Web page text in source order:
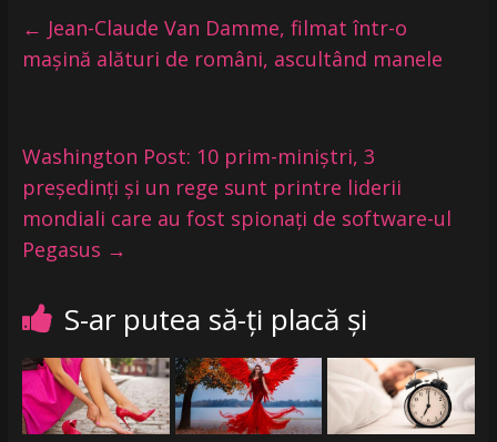
← Jean-Claude Van Damme, filmat într-o
mașină alături de români, ascultând manele
Washington Post: 10 prim-miniștri, 3
președinți și un rege sunt printre liderii
mondiali care au fost spionați de software-ul
Pegasus →
S-ar putea să-ți placă și